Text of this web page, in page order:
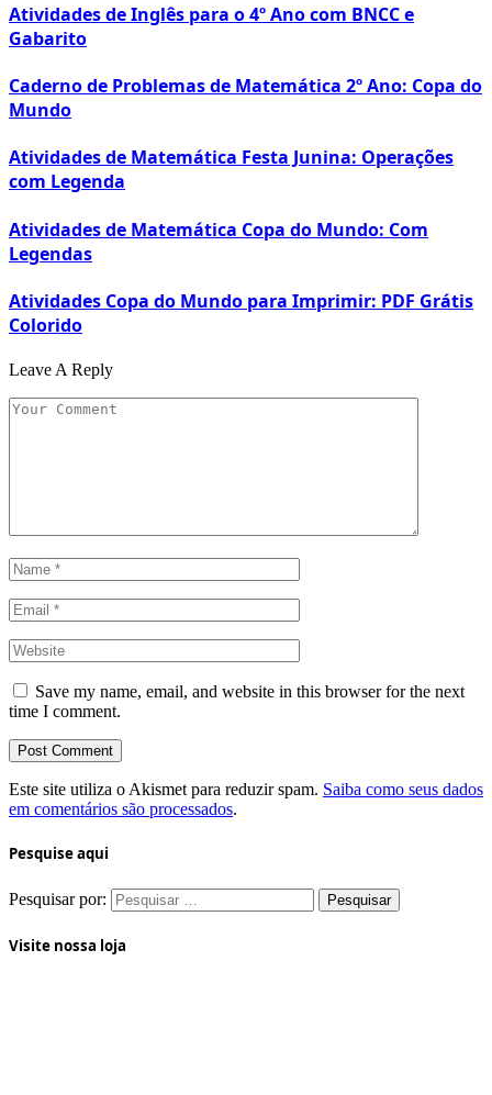
Atividades de Inglês para o 4º Ano com BNCC e
Gabarito
Caderno de Problemas de Matemática 2º Ano: Copa do
Mundo
Atividades de Matemática Festa Junina: Operações
com Legenda
Atividades de Matemática Copa do Mundo: Com
Legendas
Atividades Copa do Mundo para Imprimir: PDF Grátis
Colorido
Leave A Reply
Save my name, email, and website in this browser for the next
time I comment.
Este site utiliza o Akismet para reduzir spam. Saiba como seus dados
em comentários são processados.
Pesquise aqui
Pesquisar por:
Visite nossa loja